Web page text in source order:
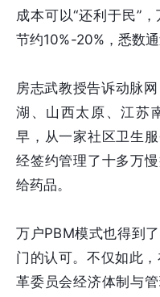
成本可以“还利于民”
节约10%-20%，悉数
房志武教授告诉动脉
湖、山西太原、江苏
早，从一家社区卫生
经签约管理了十多万
给药品。
万户PBM模式也得到
门的认可。不仅如此
革委员会经济体制与